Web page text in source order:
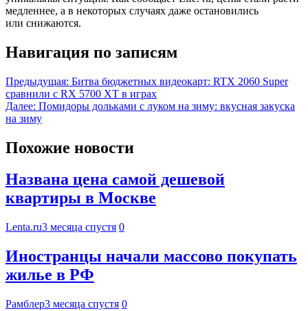
медленнее, а в некоторых случаях даже остановились
или снижаются.
Навигация по записям
Предыдущая: Битва бюджетных видеокарт: RTX 2060 Super
сравнили с RX 5700 XT в играх
Далее: Помидоры дольками с луком на зиму: вкусная закуска
на зиму
Похожие новости
Названа цена самой дешевой
квартиры в Москве
Lenta.ru3 месяца спустя 0
Иностранцы начали массово покупать
жилье в РФ
Рамблер3 месяца спустя 0